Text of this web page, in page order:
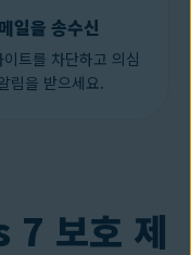
일을 송수신
트를 차단하고 의심
림을 받으세요.
보호 제